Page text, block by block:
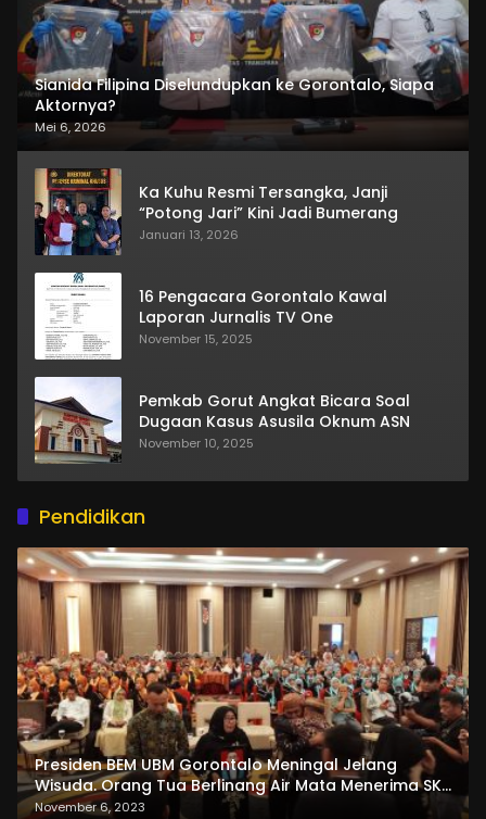
Sianida Filipina Diselundupkan ke Gorontalo, Siapa
Aktornya?
Mei 6, 2026
Ka Kuhu Resmi Tersangka, Janji
“Potong Jari” Kini Jadi Bumerang
Januari 13, 2026
16 Pengacara Gorontalo Kawal
Laporan Jurnalis TV One
November 15, 2025
Pemkab Gorut Angkat Bicara Soal
Dugaan Kasus Asusila Oknum ASN
November 10, 2025
Pendidikan
Presiden BEM UBM Gorontalo Meningal Jelang
Wisuda. Orang Tua Berlinang Air Mata Menerima SKL
dan Pemasangan Salempang
November 6, 2023